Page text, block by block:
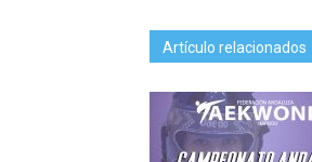
Artículo relacionados